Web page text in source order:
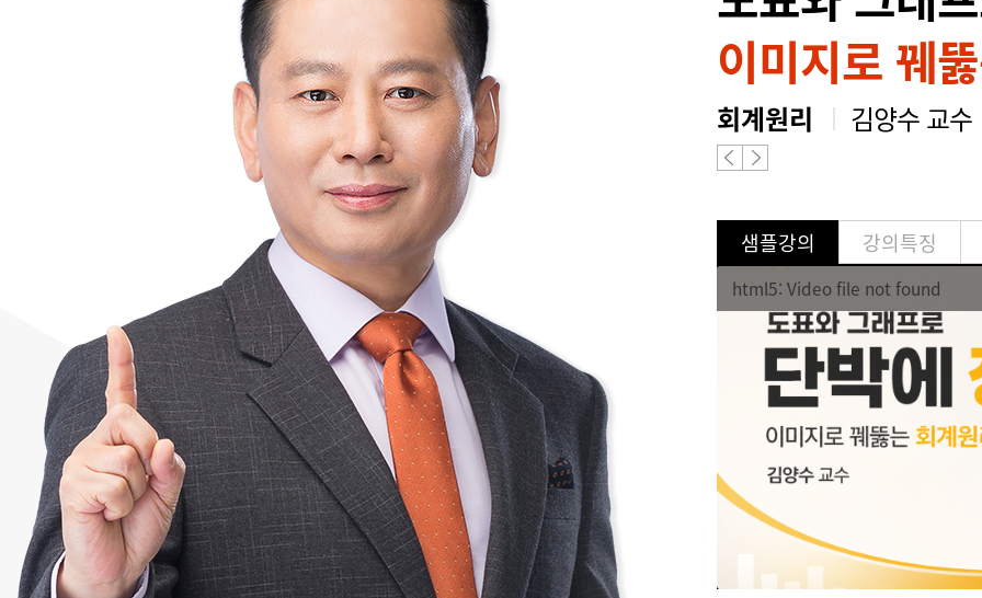
이미지로 꿰
회계원리 김양수 교수
샘플강의 강의특징
html5: Video file not found
네컷회계에 진심인 1인
회계원리 심화과정 강
교수님께 감사 인사드
교수님 감사합니다. ^^